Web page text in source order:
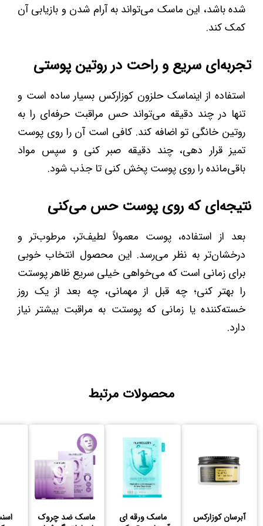
شده باشد، این ماسک می‌تواند به آرام شدن و بازیابی آن
کمک کند.
تجربه‌ای سریع و راحت در روتین پوستی
استفاده از اینماسک حلزون کوزارکس بسیار ساده است و
تنها در چند دقیقه می‌تواند حس مراقبت حرفه‌ای را به
روتین خانگی تو اضافه کند. کافی است آن را روی پوست
تمیز قرار دهی، چند دقیقه صبر کنی و سپس مواد
باقی‌مانده را روی پوست پخش کنی تا جذب شود.
نتیجه‌ای که روی پوست حس می‌کنی
بعد از استفاده، پوست معمولاً لطیف‌تر، مرطوب‌تر و
درخشان‌تر به نظر می‌رسد. این محصول انتخاب خوبی
برای زمانی است که می‌خواهی خیلی سریع ظاهر پوستت
را بهتر کنی؛ چه قبل از مهمانی، چه بعد از یک روز
خسته‌کننده یا زمانی که پوستت به مراقبت بیشتر نیاز
دارد.
محصولات مرتبط
آبرسان کوزارکس
ماسک ورقه ای
ماسک ضد چروک